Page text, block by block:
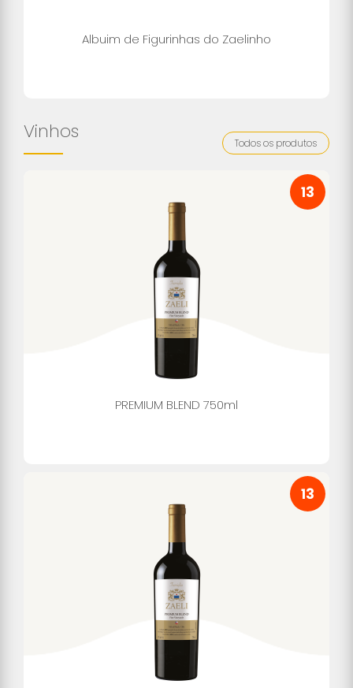
Albuim de Figurinhas do Zaelinho
Vinhos Todos os produtos
13
PREMIUM BLEND 750ml
13